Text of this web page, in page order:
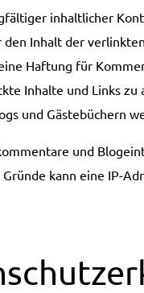
inhaltlicher
den Inhalt der
Haftung für
Inhalte und Links
und Gästebüchern
und
kann eine IP-